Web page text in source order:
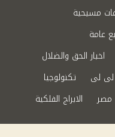
مسيحية
عامة
اخبار الحق والضلال
لى لى
تكنولوجيا
مصر
الابراج الفلكية